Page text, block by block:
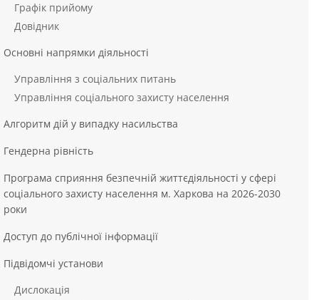
Графік прийому
Довідник
Основні напрямки діяльності
Управління з соціальних питань
Управління соціального захисту населення
Алгоритм дій у випадку насильства
Гендерна рівність
Програма сприяння безпечній життєдіяльності у сфері
соціального захисту населення м. Харкова на 2026-2030
роки
Доступ до публічної інформації
Підвідомчі установи
Дислокація